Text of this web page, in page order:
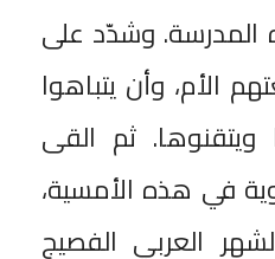
وشدّد على
الأم، وأن يتباهوا
ويتقنوها. ثم القى
في هذه الأمسية،
العربي الفصيج